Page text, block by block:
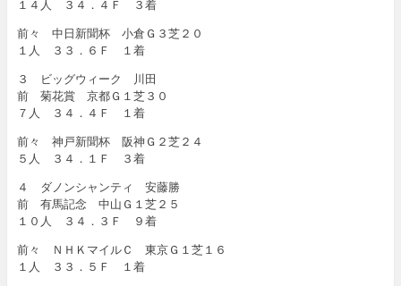
１４人 ３４．４Ｆ ３着
前々 中日新聞杯 小倉Ｇ３芝２０
１人 ３３．６Ｆ １着
３ ビッグウィーク 川田
前 菊花賞 京都Ｇ１芝３０
７人 ３４．４Ｆ １着
前々 神戸新聞杯 阪神Ｇ２芝２４
５人 ３４．１Ｆ ３着
４ ダノンシャンティ 安藤勝
前 有馬記念 中山Ｇ１芝２５
１０人 ３４．３Ｆ ９着
前々 ＮＨＫマイルＣ 東京Ｇ１芝１６
１人 ３３．５Ｆ １着